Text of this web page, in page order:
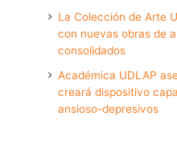
La Colección de Arte
con nuevas obras de
consolidados
Académica UDLAP
creará dispositivo
ansioso-depresivos